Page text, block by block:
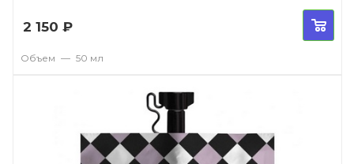
2 150 ₽
Объем — 50 мл